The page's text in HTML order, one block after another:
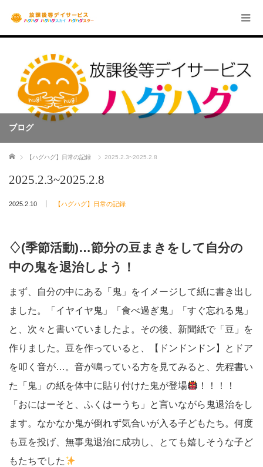
ブログ
ホーム 【ハグハグ】日常の記録 2025.2.3~2025.2.8
2025.2.3~2025.2.8
2025.2.10 【ハグハグ】日常の記録
♢(季節活動)…節分の豆まきをして自分の
中の鬼を退治しよう！
まず、自分の中にある「鬼」をイメージして紙に書き出し
ました。「イヤイヤ鬼」「食べ過ぎ鬼」「すぐ忘れる鬼」
と、次々と書いていましたよ。その後、新聞紙で「豆」を
作りました。豆を作っていると、【ドンドンドン】とドア
を叩く音が…。音が鳴っている方を見てみると、先程書い
た「鬼」の紙を体中に貼り付けた鬼が登場
！！！！
「おにはーそと、ふくはーうち」と言いながら鬼退治をし
ます。なかなか鬼が倒れず気合いが入る子どもたち。何度
も豆を投げ、無事鬼退治に成功し、とても嬉しそうな子ど
もたちでした